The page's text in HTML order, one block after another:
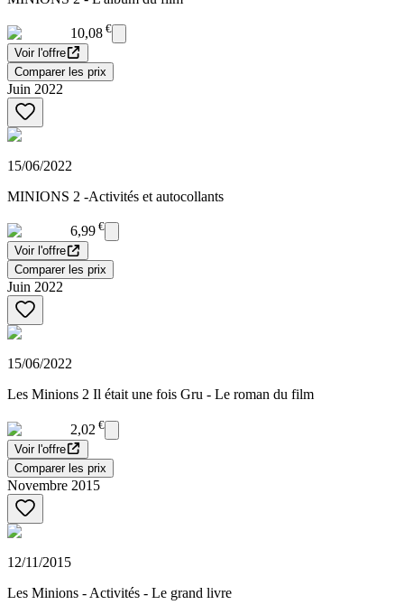
10,08 €
Voir l'offre
Comparer les prix
Juin 2022
15/06/2022
MINIONS 2 -Activités et autocollants
6,99 €
Voir l'offre
Comparer les prix
Juin 2022
15/06/2022
Les Minions 2 Il était une fois Gru - Le roman du film
2,02 €
Voir l'offre
Comparer les prix
Novembre 2015
12/11/2015
Les Minions - Activités - Le grand livre